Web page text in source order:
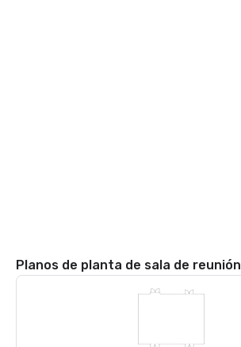
Planos de planta de sala de reunión